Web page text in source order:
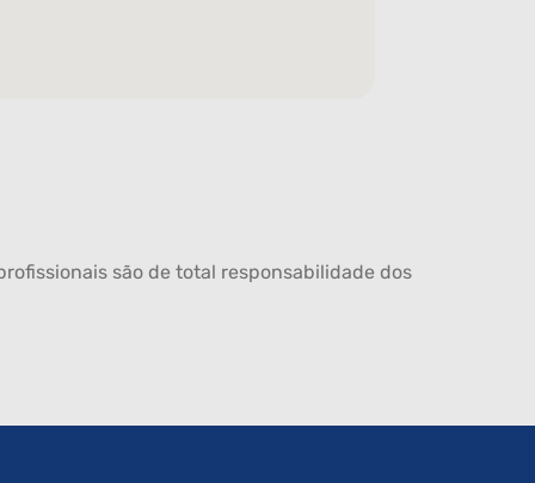
são de total responsabilidade dos